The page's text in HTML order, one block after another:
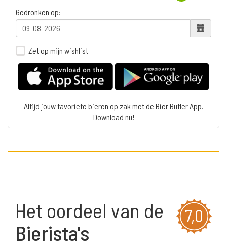
Gedronken op:
Zet op mijn wishlist
Altijd jouw favoriete bieren op zak met de Bier Butler App.
Download nu!
7,0
Het oordeel van de
Bierista's